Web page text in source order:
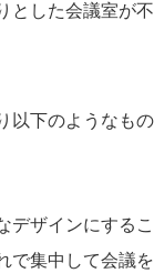
した会議室が
以下のようなも
ザインにする
で集中して会議